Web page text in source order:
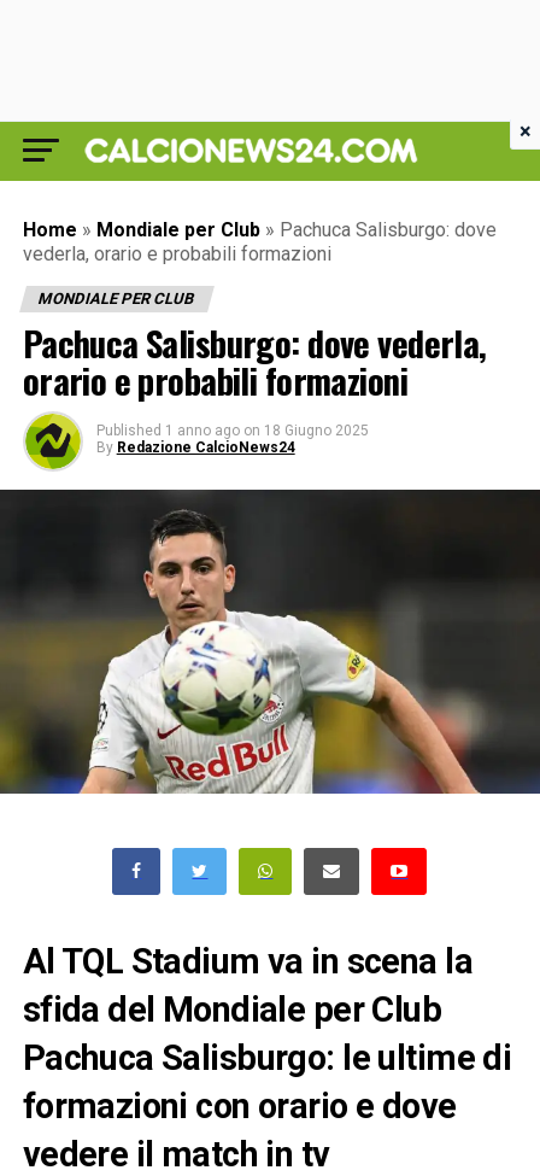
Home » Mondiale per Club » Pachuca Salisburgo: dove
vederla, orario e probabili formazioni
MONDIALE PER CLUB
Pachuca Salisburgo: dove vederla,
orario e probabili formazioni
Published 1 anno ago on 18 Giugno 2025
By Redazione CalcioNews24
Al TQL Stadium va in scena la
sfida del Mondiale per Club
Pachuca Salisburgo: le ultime di
formazioni con orario e dove
vedere il match in tv
×